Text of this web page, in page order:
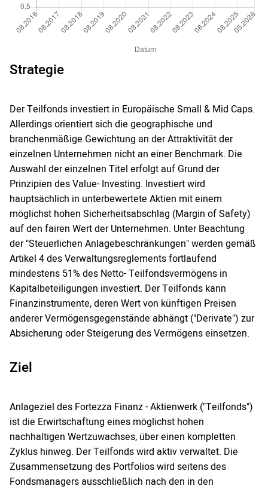
Strategie
Der Teilfonds investiert in Europäische Small & Mid Caps.
Allerdings orientiert sich die geographische und
branchenmäßige Gewichtung an der Attraktivität der
einzelnen Unternehmen nicht an einer Benchmark. Die
Auswahl der einzelnen Titel erfolgt auf Grund der
Prinzipien des Value- Investing. Investiert wird
hauptsächlich in unterbewertete Aktien mit einem
möglichst hohen Sicherheitsabschlag (Margin of Safety)
auf den fairen Wert der Unternehmen. Unter Beachtung
der "Steuerlichen Anlagebeschränkungen" werden gemäß
Artikel 4 des Verwaltungsreglements fortlaufend
mindestens 51% des Netto- Teilfondsvermögens in
Kapitalbeteiligungen investiert. Der Teilfonds kann
Finanzinstrumente, deren Wert von künftigen Preisen
anderer Vermögensgegenstände abhängt ("Derivate") zur
Absicherung oder Steigerung des Vermögens einsetzen.
Ziel
Anlageziel des Fortezza Finanz - Aktienwerk ("Teilfonds")
ist die Erwirtschaftung eines möglichst hohen
nachhaltigen Wertzuwachses, über einen kompletten
Zyklus hinweg. Der Teilfonds wird aktiv verwaltet. Die
Zusammensetzung des Portfolios wird seitens des
Fondsmanagers ausschließlich nach den in den